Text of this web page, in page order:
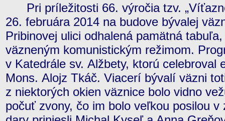
Pri príležitosti 66. výročia tzv.
26. februára 2014 na budove bývalej
Pribinovej ulici odhalená pamätná
väzneným komunistickým režimom.
v Katedrále sv. Alžbety, ktorú celebroval
Mons. Alojz Tkáč. Viacerí bývalí väzni
z niektorých okien väznice bolo vidno
počuť zvony, čo im bolo veľkou posilou